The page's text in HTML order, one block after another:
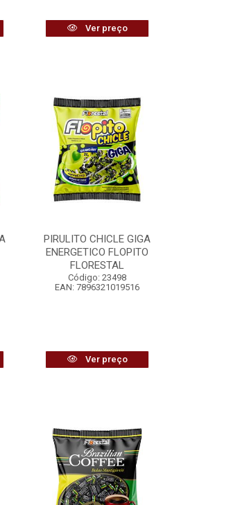
Ver preço
PIRULITO CHICLE GIGA
ENERGETICO FLOPITO
FLORESTAL
Código: 23498
EAN: 7896321019516
Ver preço